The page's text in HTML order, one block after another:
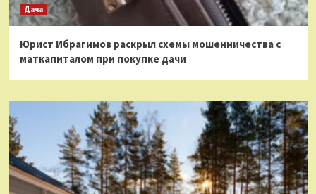
Дача
Юрист Ибрагимов раскрыл схемы мошенничества с
маткапиталом при покупке дачи